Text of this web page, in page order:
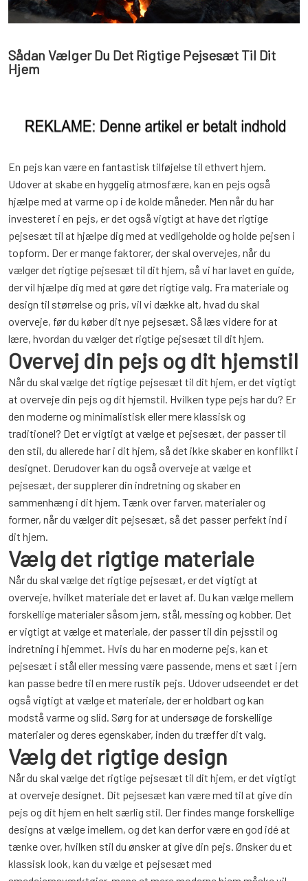
Sådan Vælger Du Det Rigtige Pejsesæt Til Dit
Hjem
En pejs kan være en fantastisk tilføjelse til ethvert hjem.
Udover at skabe en hyggelig atmosfære, kan en pejs også
hjælpe med at varme op i de kolde måneder. Men når du har
investeret i en pejs, er det også vigtigt at have det rigtige
pejsesæt til at hjælpe dig med at vedligeholde og holde pejsen i
topform. Der er mange faktorer, der skal overvejes, når du
vælger det rigtige pejsesæt til dit hjem, så vi har lavet en guide,
der vil hjælpe dig med at gøre det rigtige valg. Fra materiale og
design til størrelse og pris, vil vi dække alt, hvad du skal
overveje, før du køber dit nye pejsesæt. Så læs videre for at
lære, hvordan du vælger det rigtige pejsesæt til dit hjem.
Overvej din pejs og dit hjemstil
Når du skal vælge det rigtige pejsesæt til dit hjem, er det vigtigt
at overveje din pejs og dit hjemstil. Hvilken type pejs har du? Er
den moderne og minimalistisk eller mere klassisk og
traditionel? Det er vigtigt at vælge et pejsesæt, der passer til
den stil, du allerede har i dit hjem, så det ikke skaber en konflikt i
designet. Derudover kan du også overveje at vælge et
pejsesæt, der supplerer din indretning og skaber en
sammenhæng i dit hjem. Tænk over farver, materialer og
former, når du vælger dit pejsesæt, så det passer perfekt ind i
dit hjem.
Vælg det rigtige materiale
Når du skal vælge det rigtige pejsesæt, er det vigtigt at
overveje, hvilket materiale det er lavet af. Du kan vælge mellem
forskellige materialer såsom jern, stål, messing og kobber. Det
er vigtigt at vælge et materiale, der passer til din pejsstil og
indretning i hjemmet. Hvis du har en moderne pejs, kan et
pejsesæt i stål eller messing være passende, mens et sæt i jern
kan passe bedre til en mere rustik pejs. Udover udseendet er det
også vigtigt at vælge et materiale, der er holdbart og kan
modstå varme og slid. Sørg for at undersøge de forskellige
materialer og deres egenskaber, inden du træffer dit valg.
Vælg det rigtige design
Når du skal vælge det rigtige pejsesæt til dit hjem, er det vigtigt
at overveje designet. Dit pejsesæt kan være med til at give din
pejs og dit hjem en helt særlig stil. Der findes mange forskellige
designs at vælge imellem, og det kan derfor være en god idé at
tænke over, hvilken stil du ønsker at give din pejs. Ønsker du et
klassisk look, kan du vælge et pejsesæt med